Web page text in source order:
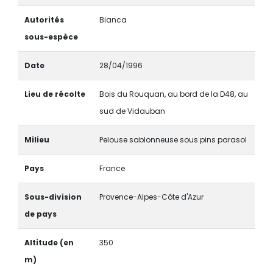
Autorités
sous-espèce
Bianca
Date 28/04/1996
Lieu de récolte
Bois du Rouquan, au bord de la D48, au
sud de Vidauban
Milieu Pelouse sablonneuse sous pins parasol
Pays France
Sous-division
de pays
Provence-Alpes-Côte d'Azur
Altitude (en
m)
350